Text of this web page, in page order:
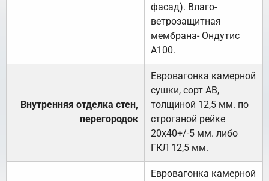
фасад). Влаго-
ветрозащитная
мембрана- Ондутис
А100.
Внутренняя отделка стен,
перегородок
Евровагонка камерной
сушки, сорт АВ,
толщиной 12,5 мм. по
строганой рейке
20х40+/-5 мм. либо
ГКЛ 12,5 мм.
Евровагонка камерной